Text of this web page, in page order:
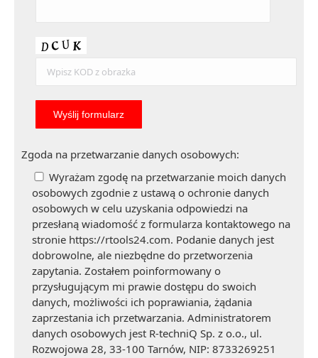
Zgoda na przetwarzanie danych osobowych:
Wyrażam zgodę na przetwarzanie moich danych
osobowych zgodnie z ustawą o ochronie danych
osobowych w celu uzyskania odpowiedzi na
przesłaną wiadomość z formularza kontaktowego na
stronie https://rtools24.com. Podanie danych jest
dobrowolne, ale niezbędne do przetworzenia
zapytania. Zostałem poinformowany o
przysługującym mi prawie dostępu do swoich
danych, możliwości ich poprawiania, żądania
zaprzestania ich przetwarzania. Administratorem
danych osobowych jest R-techniQ Sp. z o.o., ul.
Rozwojowa 28, 33-100 Tarnów, NIP: 8733269251